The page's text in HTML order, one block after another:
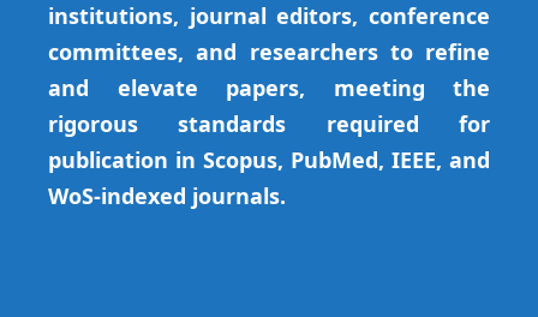
institutions, journal editors, conference
committees, and researchers to refine
and elevate papers, meeting the
rigorous standards required for
publication in Scopus, PubMed, IEEE, and
WoS-indexed journals.